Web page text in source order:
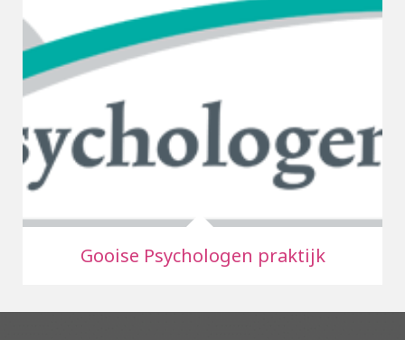
Gooise Psychologen praktijk